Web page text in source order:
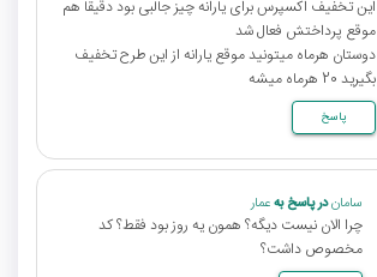
این تخفیف اکسپرس برای یارانه چیز جالبی بود دقیقا هم
موقع پرداختش فعال شد
دوستان هرماه میتونید موقع یارانه از این طرح تخفیف
بگیرید 20 هرماه میشه
پاسخ
ساماندر پاسخ بهعمار
چرا الان نیست دیگه؟ همون یه روز بود فقط؟ کد
مخصوص داشت؟